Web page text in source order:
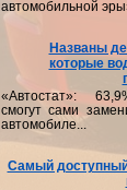
автомобильной
Названы
которые
«Автостат»:
смогут сами
автомобиле...
Самый